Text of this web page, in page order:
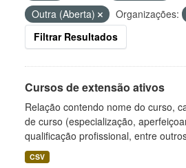
Outra (Aberta)
Organizações:
Filtrar Resultados
Cursos de extensão ativos
Relação contendo nome do curso,
de curso (especialização,
qualificação profissional, entre
CSV